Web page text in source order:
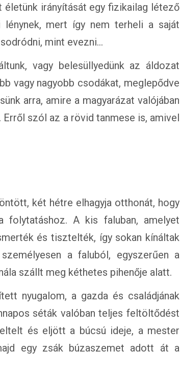
életünk irányítását egy fizikailag létező
mert így nem terheli a saját
mint evezni…
vagy belesüllyedünk az áldozat
vagy nagyobb csodákat, meglepődve
arra, amire a magyarázat valójában
szól az a rövid tanmese is, amivel
két hétre elhagyja otthonát, hogy
A kis faluban, amelyet
és tisztelték, így sokan kínáltak
a faluból, egyszerűen a
szállt meg kéthetes pihenője alatt.
nyugalom, a gazda és családjának
séták valóban teljes feltöltődést
és eljött a búcsú ideje, a mester
egy zsák búzaszemet adott át a